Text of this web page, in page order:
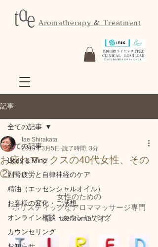
Aromatherapy & Treatment
記事
全ての記事
Body & Mind
副腎疲労と自律神経のケア
精油（エッセンシャルオイル）
お客様の変化・ご感想
オンライン相談・カウンセリング
カウンセリング
全ての記事
お疲れマックスの40代女性、その
②
tae Shirakata
2019年3月5日 読了時間: 3分
女性のための
ホリスティックなアロママッサージ専門
店　taeAromaです。